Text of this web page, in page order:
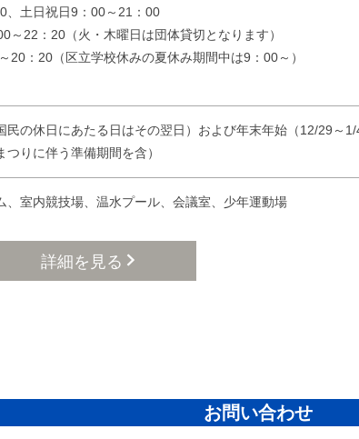
、土日祝日9：00～21：00
～22：20（火・木曜日は団体貸切となります）
00～20：20（区立学校休みの夏休み期間中は9：
民の休日にあたる日はその翌日）および年末年始（12/29～
つりに伴う準備期間を含）
、室内競技場、温水プール、会議室、少年運動場
詳細を見る
お問い合わせ